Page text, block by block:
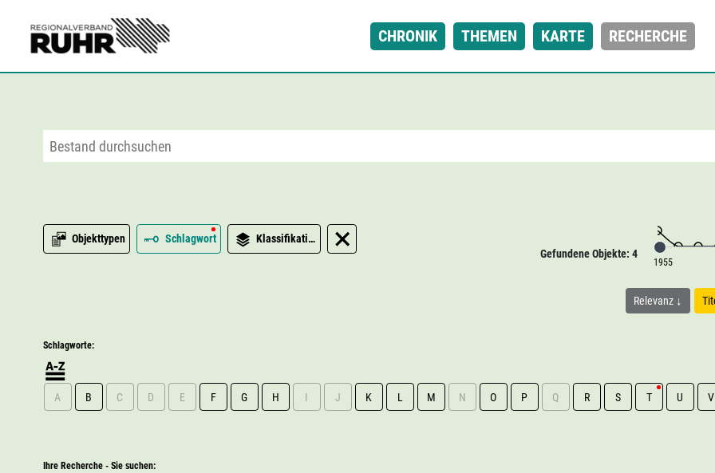
CHRONIK THEMEN KARTE RECHERCHE
Objekttypen Schlagwort
Klassifikation
Gefundene Objekte: 4
1955
Relevanz
Schlagworte:
A B C D E F G H I J K L M N O P Q R S T U V
Ihre Recherche - Sie suchen: